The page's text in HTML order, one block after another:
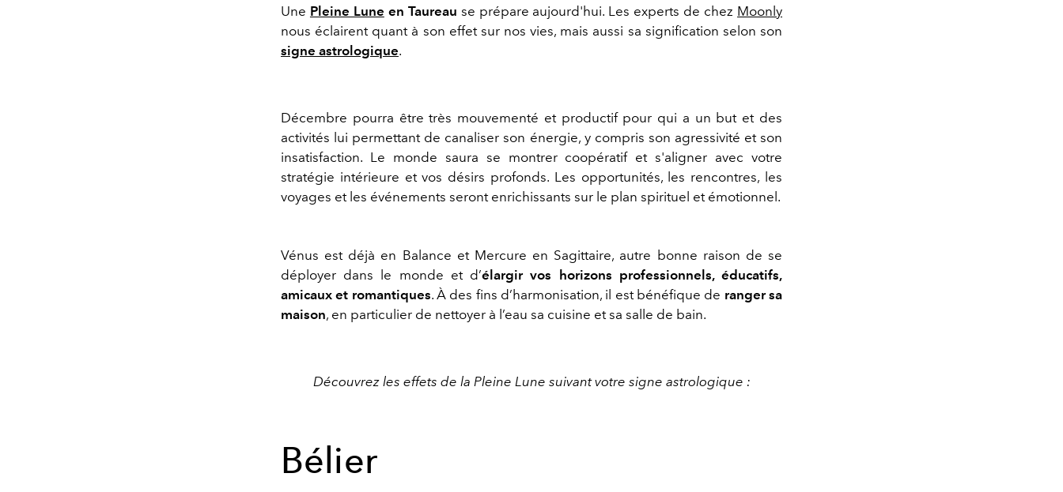
Une Pleine Lune en Taureau se prépare aujourd'hui. Les experts de chez Moonly
nous éclairent quant à son effet sur nos vies, mais aussi sa signification selon son
signe astrologique.
Décembre pourra être très mouvementé et productif pour qui a un butet des
activités lui permettant de canaliser son énergie, y compris son agressivité et son
insatisfaction. Le monde saura se montrer coopératif et s'aligner avec votre
stratégie intérieure et vos désirs profonds. Les opportunités, les rencontres, les
voyages et les événements seront enrichissants sur le plan spirituel et émotionnel.
Vénus est déjà en Balance et Mercure en Sagittaire, autre bonne raison de se
déployer dans le monde et d’élargir vos horizons professionnels, éducatifs,
amicaux et romantiques.À des fins d’harmonisation, il est bénéfique de rangersa
maison, en particulier de nettoyer à l ’eau sa cuisine etsa salle de bain.
Découvrez les effets de la Pleine Lune suivant votre signe astrologique :
Bélier